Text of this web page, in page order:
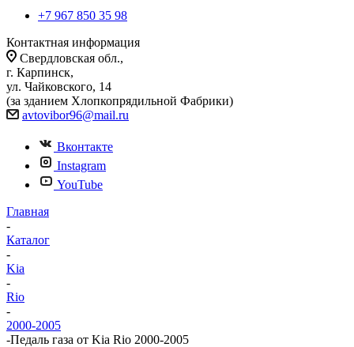
+7 967 850 35 98
Контактная информация
Свердловская обл.,
г. Карпинск,
ул. Чайковского, 14
(за зданием Хлопкопрядильной Фабрики)
avtovibor96@mail.ru
Вконтакте
Instagram
YouTube
Главная
-
Каталог
-
Kia
-
Rio
-
2000-2005
-Педаль газа от Kia Rio 2000-2005